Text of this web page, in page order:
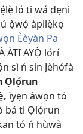
ló ti wá dẹni
ọ̀wọ́ àpilẹ̀kọ
Èèyàn Pa
ÀTI AYỌ̀ lórí
sì ń sin Jèhófà
Ọlọ́run
ìyẹn àwọn tó
bá ti Ọlọ́run
tó ń hùwà